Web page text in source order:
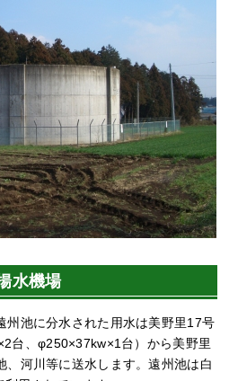
水機場
州池に分水された用水は美野里17号
台、φ250×37kw×1台）から美野里
、河川等に送水します。遠州池は白